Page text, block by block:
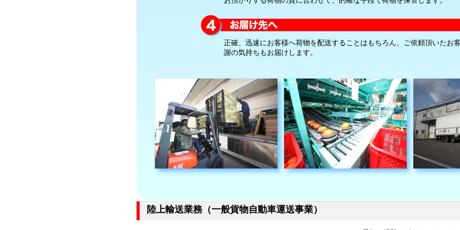
正確、迅速にお客様へ荷物を配送することはもちろん、ご依頼頂いたお
謝の気持ちもお届けします。
陸上輸送業務（一般貨物自動車運送事業）